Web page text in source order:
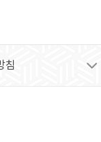
침